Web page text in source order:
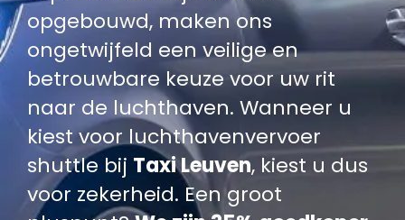
opgebouwd, maken ons
ongetwijfeld een veilige en
betrouwbare keuze voor uw rit
naar de luchthaven. Wanneer u
kiest voor luchthavenvervoer
shuttle bij Taxi Leuven, kiest u dus
voor zekerheid. Een groot